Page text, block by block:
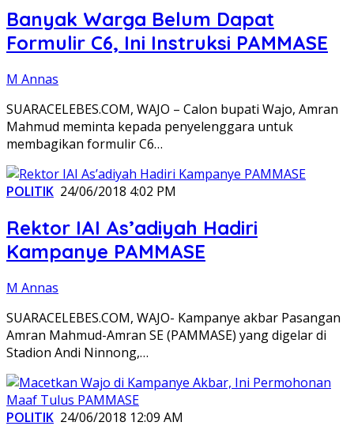
Banyak Warga Belum Dapat
Formulir C6, Ini Instruksi PAMMASE
M Annas
SUARACELEBES.COM, WAJO – Calon bupati Wajo, Amran
Mahmud meminta kepada penyelenggara untuk
membagikan formulir C6…
POLITIK 24/06/2018 4:02 PM
Rektor IAI As’adiyah Hadiri
Kampanye PAMMASE
M Annas
SUARACELEBES.COM, WAJO- Kampanye akbar Pasangan
Amran Mahmud-Amran SE (PAMMASE) yang digelar di
Stadion Andi Ninnong,…
POLITIK 24/06/2018 12:09 AM